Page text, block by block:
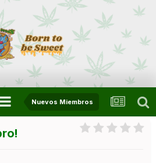
Nuevos Miembros